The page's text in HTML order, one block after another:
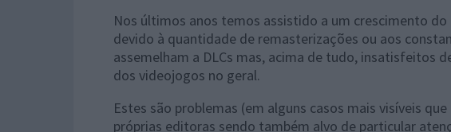
Nos últimos anos temos assistido a um crescimento
devido à quantidade de remasterizações ou aos
assemelham a DLCs mas, acima de tudo, insatisfeitos
dos videojogos no geral.
Estes são problemas (em alguns casos mais visíveis
próprias editoras sendo também alvo de particular